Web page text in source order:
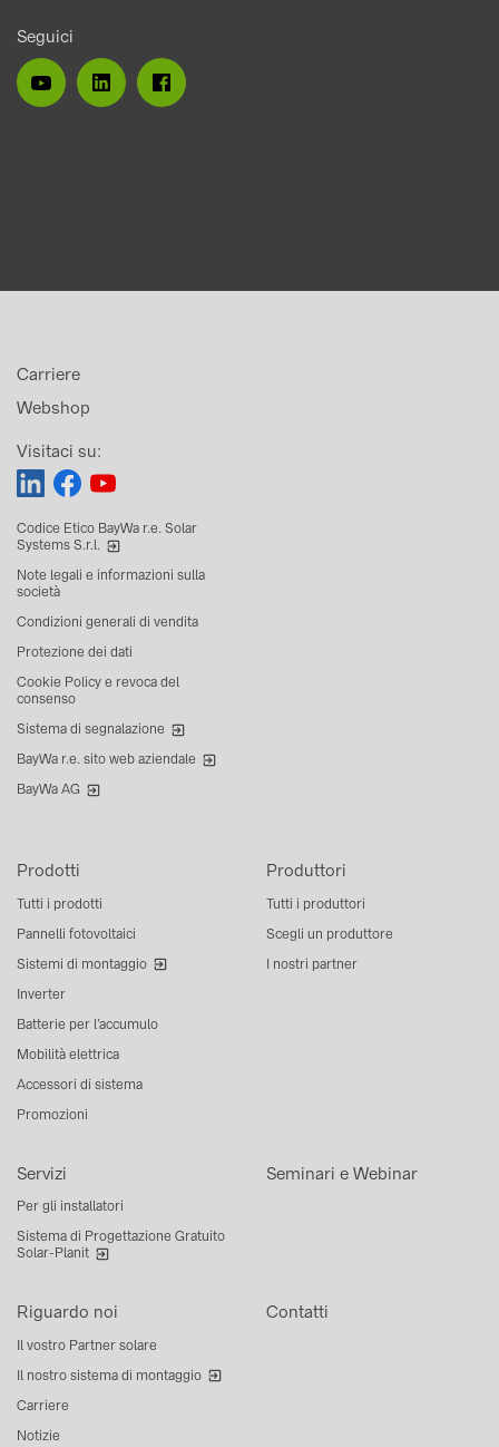
Seguici
Prodotti
Tutti i prodotti
Pannelli fotovoltaici
Sistemi di montaggio
Inverter
Batterie per l’accumulo
Mobilità elettrica
Accessori di sistema
Promozioni
Produttori
Tutti i produttori
Scegli un produttore
I nostri partner
Servizi
Per gli installatori
Sistema di Progettazione Gratuito
Solar-Planit
Seminari e Webinar
Riguardo noi
Il vostro Partner solare
Il nostro sistema di montaggio
Carriere
Notizie
Contatti
Webshop
Carriere
Visitaci su:
Codice Etico BayWa r.e. Solar
Systems S.r.l.
Note legali e informazioni sulla
società
Condizioni generali di vendita
Protezione dei dati
Cookie Policy e revoca del
consenso
Sistema di segnalazione
BayWa r.e. sito web aziendale
BayWa AG